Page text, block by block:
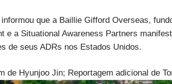
que a Baillie Gifford Overseas,
e a Situational Awareness Partners
de seus ADRs nos Estados Unidos.
de Hyunjoo Jin; Reportagem adicional de